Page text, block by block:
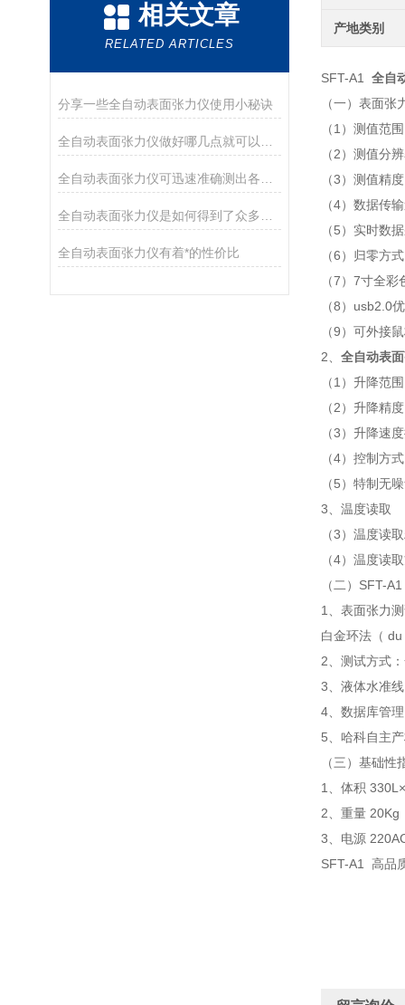
相关文章
RELATED ARTICLES
分享一些全自动表面张力仪使用小秘诀
全自动表面张力仪有着*的性价比
产地类别
SFT-A1 全自
（一）表面
（1）测值范
（2）测值分
（3）测值精
（4）数据传
（5）实时数
（6）归零方
（7）7寸全
（8）usb2.0
（9）可外接
2、 全自动表
（1）升降范
（2）升降精
（3）升降速
（4）控制方
（5）特制无
3、 温度读取
（3）温度读
（4）温度读
（二）SFT-
1、表面张力
白金环法（
2、测试方式
3、液体水准
4、数据库管
5、哈科自主
（三） 基础性
1、体积
2、重量 20Kg
3、电源
SFT-A1 高品